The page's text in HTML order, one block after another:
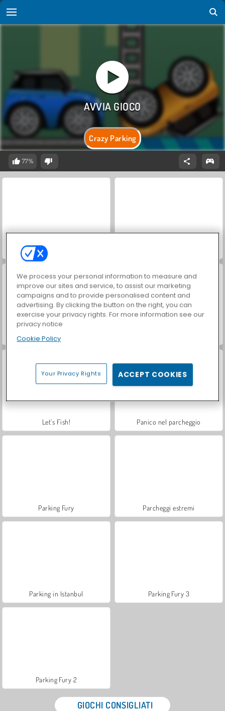
Crazy Parking
77%
Hidden Object: Street of Secrets
ASMR Makeover & Makeup Studio
Let's Fish! Panico nel parcheggio
Parking Fury Parcheggi estremi
Parking in Istanbul Parking Fury 3
Parking Fury 2
GIOCHI CONSIGLIATI
We process your personal information to measure and
improve our sites and service, to assist our marketing
campaigns and to provide personalised content and
advertising. By clicking the button on the right, you can
exercise your privacy rights. For more information see our
privacy notice
Cookie Policy
Your Privacy Rights ACCEPT COOKIES